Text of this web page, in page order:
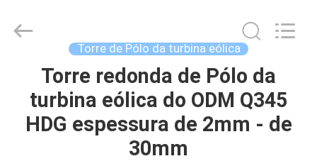
CASA
PRODUTOS
Torre de Pólo da turbina eólica
Torre redonda de Pólo da
turbina eólica do ODM Q345
HDG espessura de 2mm - de
30mm